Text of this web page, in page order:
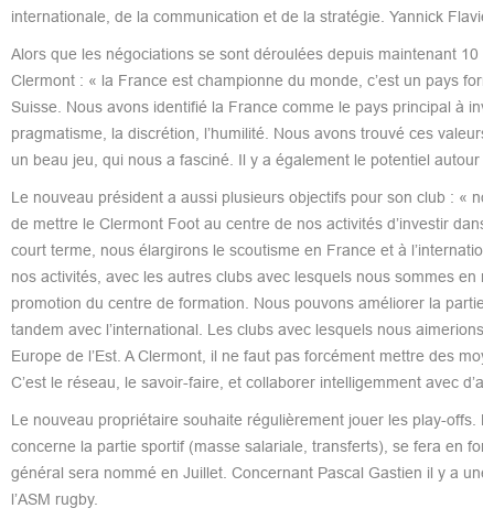
internationale, de la communication et de la stratégie. Yannick
Alors que les négociations se sont déroulées depuis maintenant
Clermont : « la France est championne du monde, c’est un pays
Suisse. Nous avons identifié la France comme le pays principal à
pragmatisme, la discrétion, l’humilité. Nous avons trouvé ces
un beau jeu, qui nous a fasciné. Il y a également le potentiel
Le nouveau président a aussi plusieurs objectifs pour son club : «
de mettre le Clermont Foot au centre de nos activités d’investir
court terme, nous élargirons le scoutisme en France et à
nos activités, avec les autres clubs avec lesquels nous sommes
promotion du centre de formation. Nous pouvons améliorer la
tandem avec l’international. Les clubs avec lesquels nous
Europe de l’Est. A Clermont, il ne faut pas forcément mettre des
C’est le réseau, le savoir-faire, et collaborer intelligemment avec
Le nouveau propriétaire souhaite régulièrement jouer les play-offs.
concerne la partie sportif (masse salariale, transferts), se fera en
général sera nommé en Juillet. Concernant Pascal Gastien il y a
l’ASM rugby.